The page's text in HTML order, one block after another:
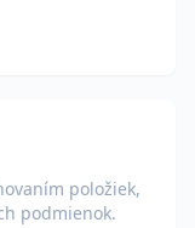
položiek,
podmienok.